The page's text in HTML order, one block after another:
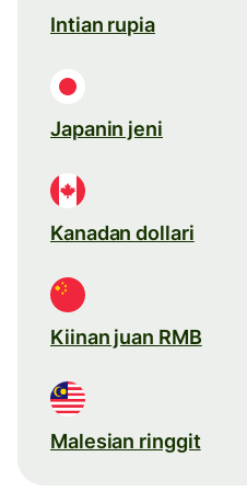
Intian rupia
Japanin jeni
Kanadan dollari
Kiinan juan RMB
Malesian ringgit